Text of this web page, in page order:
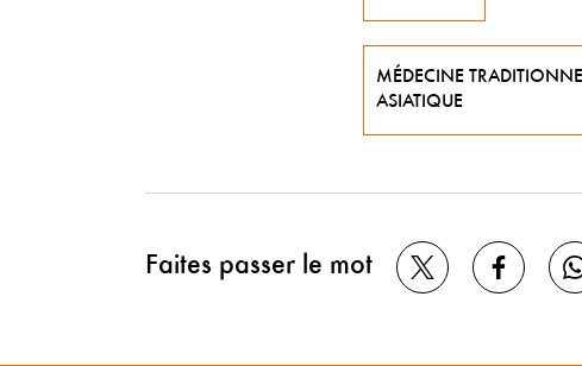
MÉDECINE
ASIATIQUE
Faites passer le mot